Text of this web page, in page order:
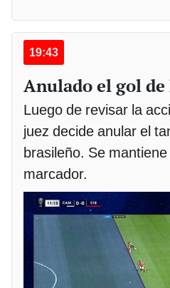
19:43
Anulado el gol
Luego de revisar la
juez decide anular el
brasileño. Se
marcador.